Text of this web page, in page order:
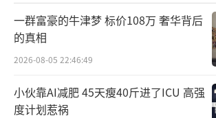
一群富豪的牛津梦 标价108万 奢华背后
的真相
2026-08-05 22:46:49
小伙靠AI减肥 45天瘦40斤进了ICU 高强
度计划惹祸